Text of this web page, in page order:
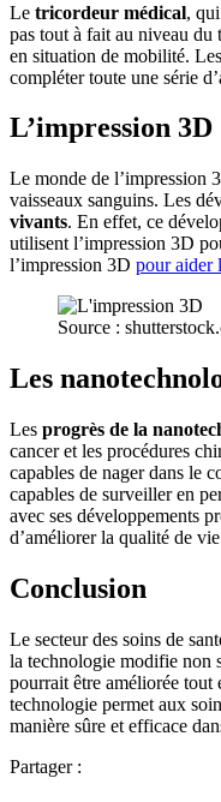
Le tricordeur médical,
pas tout à fait au niveau du
en situation de mobilité.
compléter toute une série
L’impression 3D
Le monde de l’impression
vaisseaux sanguins. Les
vivants. En effet, ce
utilisent l’impression 3D
l’impression 3D pour aider
Source :
Les
Les progrès de la
cancer et les procédures
capables de nager dans le
capables de surveiller en
avec ses développements
d’améliorer la qualité de
Conclusion
Le secteur des soins de
la technologie modifie non
pourrait être améliorée tout
technologie permet aux
manière sûre et efficace
Partager :